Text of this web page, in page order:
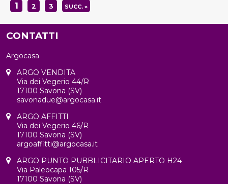
1 2 3 SUCC. »
CONTATTI
Argocasa
ARGO VENDITA
Via dei Vegerio 44/R
17100 Savona (SV)
savonadue@argocasa.it
ARGO AFFITTI
Via dei Vegerio 46/R
17100 Savona (SV)
argoaffitti@argocasa.it
ARGO PUNTO PUBBLICITARIO APERTO H24
Via Paleocapa 105/R
17100 Savona (SV)